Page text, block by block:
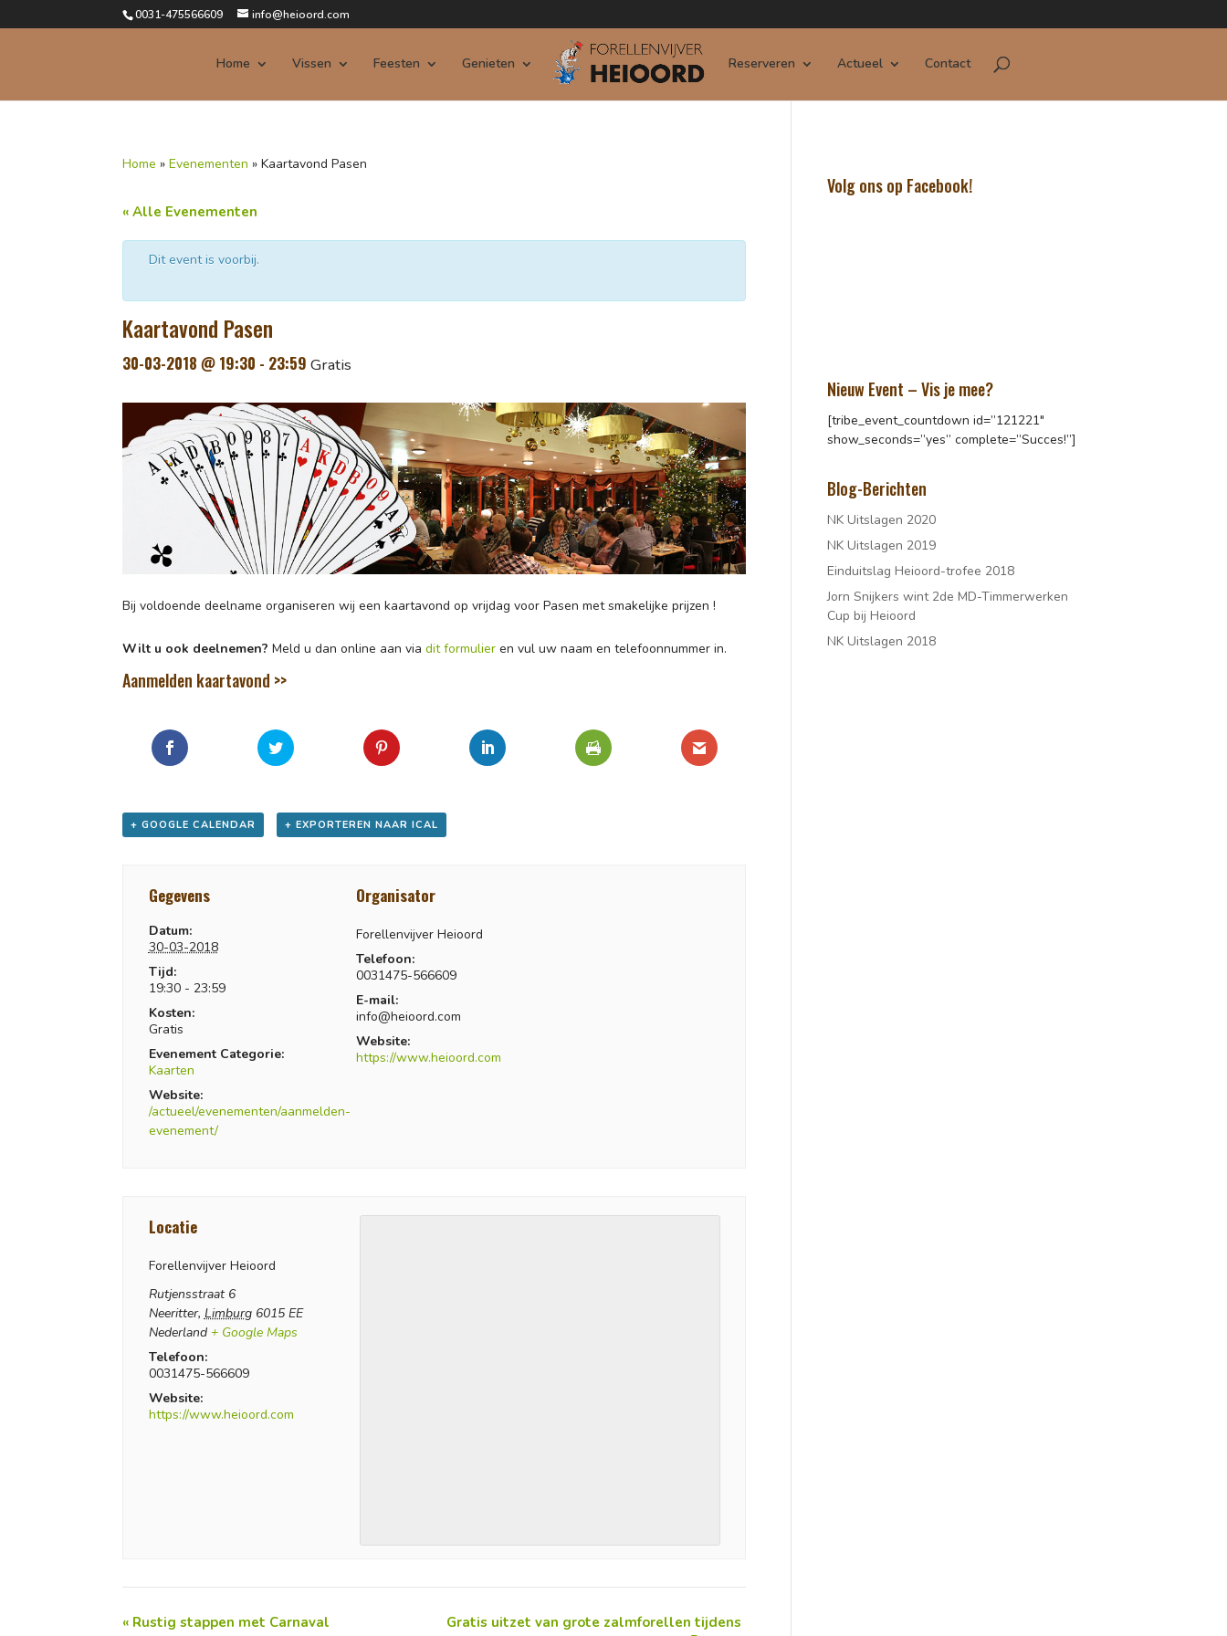
0031-475566609 info@heioord.com
Home Vissen Feesten Genieten Reserveren Actueel Contact
Home »Evenementen »Kaartavond Pasen
« Alle Evenementen
Dit event is voorbij.
Kaartavond Pasen
30-03-2018 @ 19:30 - 23:59 Gratis
Bij voldoende deelname organiseren wij een kaartavond op vrijdag voor Pasen met smakelijke prijzen !
Wilt u ook deelnemen? Meld u dan online aan viadit formulier en vul uw naam en telefoonnummer in.
Aanmelden kaartavond >>
+ GOOGLE CALENDAR + EXPORTEREN NAAR ICAL
Gegevens
Datum:
30-03-2018
Tijd:
19:30 - 23:59
Kosten:
Gratis
Evenement Categorie:
Kaarten
Website:
/actueel/evenementen/aanmelden-
evenement/
Organisator
Forellenvijver Heioord
Telefoon:
0031475-566609
E-mail:
info@heioord.com
Website:
https://www.heioord.com
Locatie
Forellenvijver Heioord
Rutjensstraat 6
Neeritter, Limburg 6015 EE
Nederland + Google Maps
Telefoon:
0031475-566609
Website:
https://www.heioord.com
« Rustig stappen met Carnaval
Gratis uitzet van grote zalmforellen tijdens
Volg ons op Facebook!
Nieuw Event – Vis je mee?
[tribe_event_countdown id=”121221″
show_seconds=”yes” complete=”Succes!”]
Blog-Berichten
NK Uitslagen 2020
NK Uitslagen 2019
Einduitslag Heioord-trofee 2018
Jorn Snijkers wint 2de MD-Timmerwerken
Cup bij Heioord
NK Uitslagen 2018